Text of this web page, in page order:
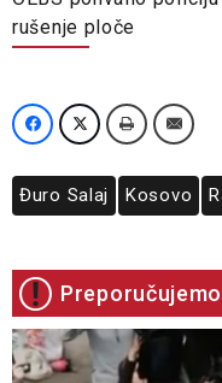
rušenje ploče
Đuro Salaj Kosovo
Preporučujemo